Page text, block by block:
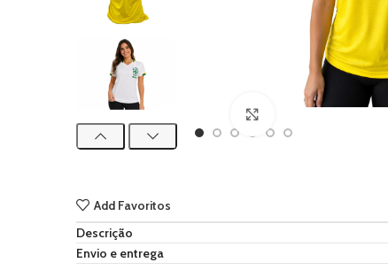
Add Favoritos
Descrição
Envio e entrega